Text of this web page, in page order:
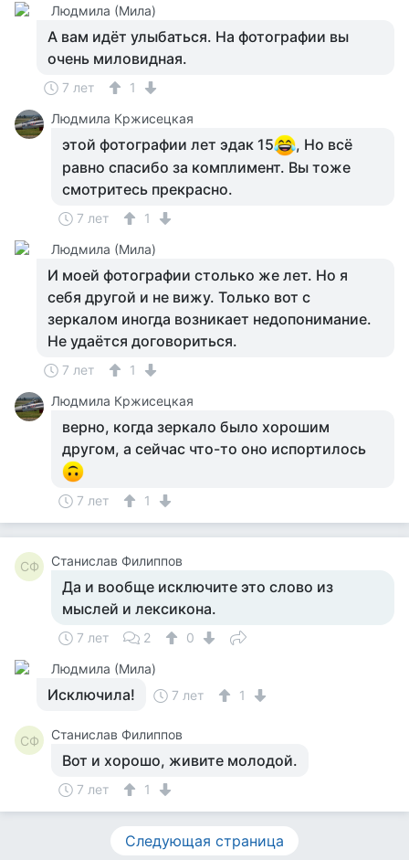
Людмила (Мила)
А вам идёт улыбаться. На фотографии вы
очень миловидная.
7 лет
1
Людмила Кржисецкая
этой фотографии лет эдак 15
, Но всё
равно спасибо за комплимент. Вы тоже
смотритесь прекрасно.
7 лет
1
Людмила (Мила)
И моей фотографии столько же лет. Но я
себя другой и не вижу. Только вот с
зеркалом иногда возникает недопонимание.
Не удаётся договориться.
7 лет
1
Людмила Кржисецкая
верно, когда зеркало было хорошим
другом, а сейчас что-то оно испортилось
7 лет 1
СФ Станислав Филиппов
Да и вообще исключите это слово из
мыслей и лексикона.
7 лет 2
0
Людмила (Мила)
Исключила! 7 лет 1
СФ Станислав Филиппов
Вот и хорошо, живите молодой.
7 лет 1
Следующая страница